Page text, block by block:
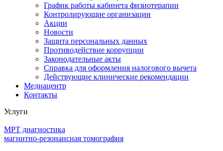
График работы кабинета физиотерапии
Контролирующие организации
Акции
Новости
Защита персональных данных
Противодействие коррупции
Законодательные акты
Справка для оформления налогового вычета
Действующие клинические рекомендации
Медиацентр
Контакты
Услуги
МРТ диагностика
магнитно-резонансная томография